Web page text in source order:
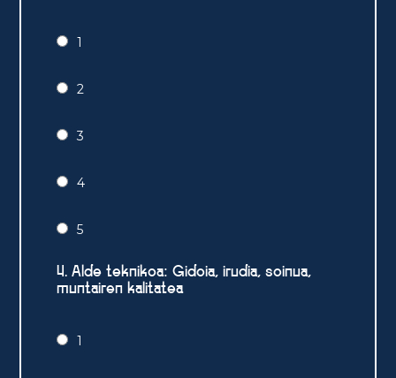
1
2
3
4
5
4. Alde teknikoa: Gidoia, irudia, soinua,
muntairen kalitatea
1